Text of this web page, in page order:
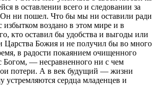
в оставлении всего и следовании за
ни пошел. Что бы мы ни оставили ради
избытком воздано в этом мире и в
кто оставил бы удобства и выгоды или
Царства Божия и не получил бы во много
в радости покаянием очищенного
Богом, — несравненного ни с чем
потери. А в век будущий — жизни
устремляются сердца младенцев и